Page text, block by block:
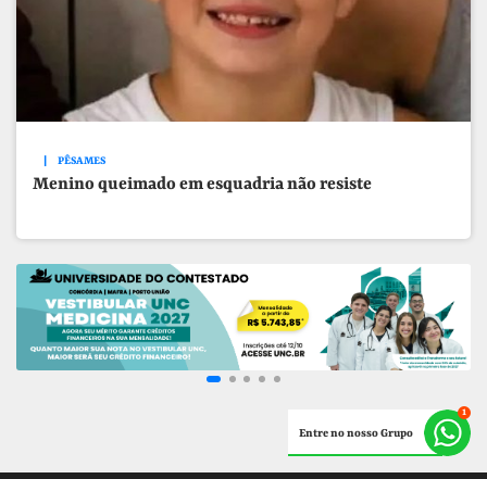
PÊSAMES
Menino queimado em esquadria não resiste
Entre no nosso Grupo